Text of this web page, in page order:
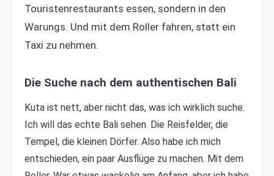
Touristenrestaurants essen, sondern in den
Warungs. Und mit dem Roller fahren, statt ein
Taxi zu nehmen.
Die Suche nach dem authentischen Bali
Kuta ist nett, aber nicht das, was ich wirklich suche.
Ich will das echte Bali sehen. Die Reisfelder, die
Tempel, die kleinen Dörfer. Also habe ich mich
entschieden, ein paar Ausflüge zu machen. Mit dem